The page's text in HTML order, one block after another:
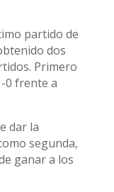
partido de
dos
Primero
0 frente a
dar la
segunda,
ganar a los